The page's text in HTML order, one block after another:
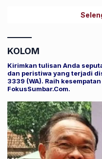
KOLOM
Kirimkan tulisan Anda
dan peristiwa yang terjadi
3339 (WA). Raih
FokusSumbar.Com.